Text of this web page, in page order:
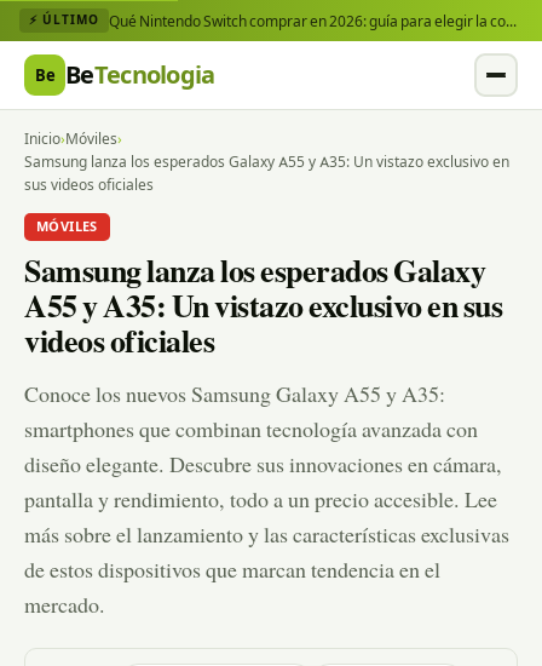
⚡ ÚLTIMO Qué Nintendo Switch comprar en 2026: guía para elegir la consola y los juegos que necesitas
Be BeTecnologia
Inicio›Móviles›
Samsung lanza los esperados Galaxy A55 y A35: Un vistazo exclusivo en
sus videos oficiales
MÓVILES
Samsung lanza los esperados Galaxy
A55 y A35: Un vistazo exclusivo en sus
videos oficiales
Conoce los nuevos Samsung Galaxy A55 y A35:
smartphones que combinan tecnología avanzada con
diseño elegante. Descubre sus innovaciones en cámara,
pantalla y rendimiento, todo a un precio accesible. Lee
más sobre el lanzamiento y las características exclusivas
de estos dispositivos que marcan tendencia en el
mercado.